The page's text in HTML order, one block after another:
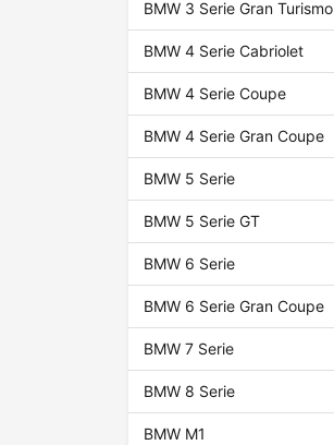
BMW 3 Serie Gran Turismo
BMW 4 Serie Cabriolet
BMW 4 Serie Coupe
BMW 4 Serie Gran Coupe
BMW 5 Serie
BMW 5 Serie GT
BMW 6 Serie
BMW 6 Serie Gran Coupe
BMW 7 Serie
BMW 8 Serie
BMW M1